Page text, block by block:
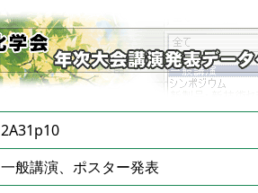
2A31p10
一般講演、ポスター発表